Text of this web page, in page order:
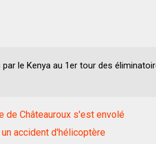
le Kenya au 1er tour des
de Châteauroux s'est envolé
accident d'hélicoptère